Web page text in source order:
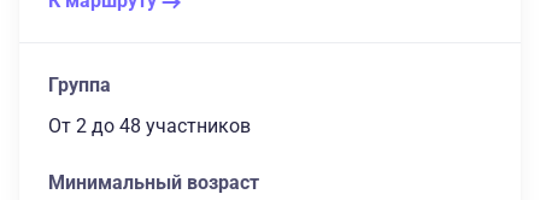
Группа
От 2 до 48 участников
Минимальный возраст